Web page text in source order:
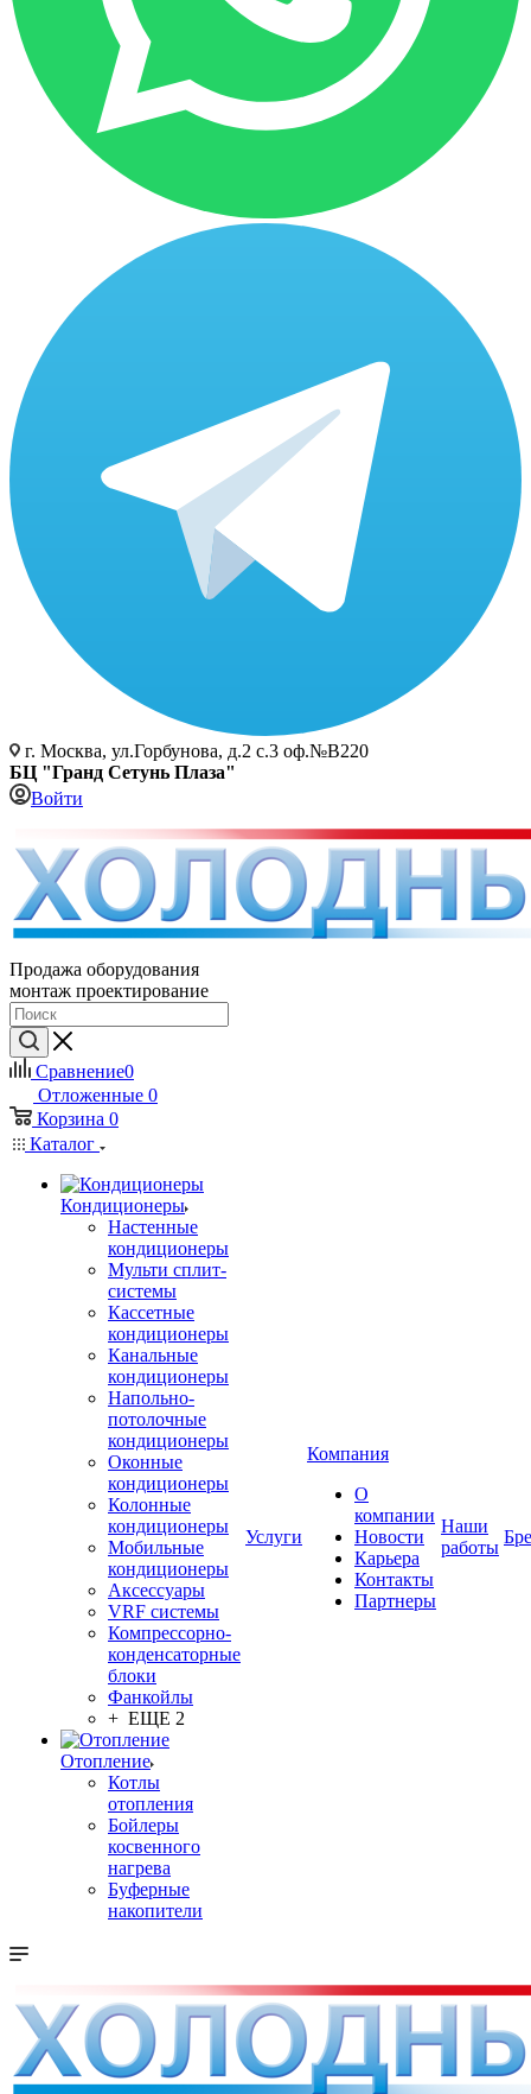
г. Москва, ул.Горбунова, д.2 с.3 оф.№В220
БЦ "Гранд Сетунь Плаза"
Войти
Продажа оборудования
монтаж проектирование
Сравнение0
Отложенные 0
Корзина 0
Каталог
Кондиционеры
Настенные
кондиционеры
Мульти сплит-
системы
Кассетные
кондиционеры
Канальные
кондиционеры
Напольно-
потолочные
кондиционеры
Оконные
кондиционеры
Колонные
кондиционеры
Мобильные
кондиционеры
Аксессуары
VRF системы
Компрессорно-
конденсаторные
блоки
Фанкойлы
+ ЕЩЕ 2
Отопление
Котлы
отопления
Бойлеры
косвенного
нагрева
Буферные
накопители
Услуги
Компания
О
компании
Новости
Карьера
Контакты
Партнеры
Наши
работы